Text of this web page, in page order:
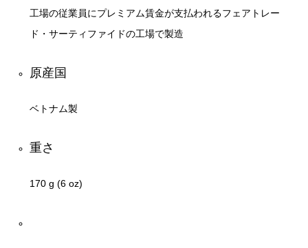
工場の従業員にプレミアム賃金が支払われるフェアトレー
ド・サーティファイドの工場で製造
原産国
ベトナム製
重さ
170 g (6 oz)